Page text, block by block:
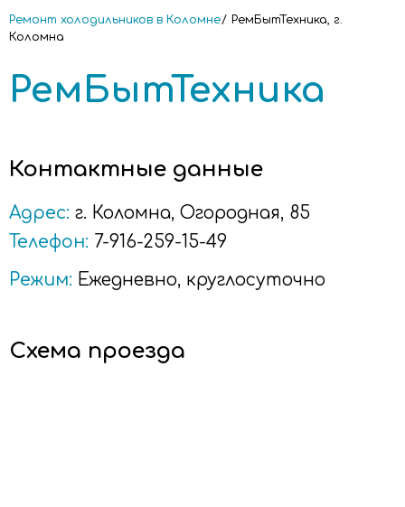
Ремонт холодильников в Коломне
РемБытТехника, г.
Коломна
РемБытТехника
Схема проезда
Контактные данные
Адрес: г. Коломна, Огородная, 85
Телефон: 7-916-259-15-49
Режим: Ежедневно, круглосуточно